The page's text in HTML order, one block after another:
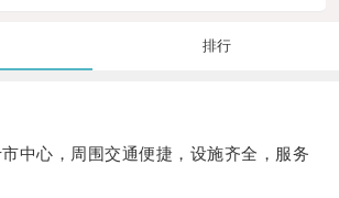
排行
心，周围交通便捷，设施齐全，服务